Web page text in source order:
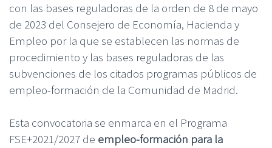
con las bases reguladoras de la orden de 8 de mayo
de 2023 del Consejero de Economía, Hacienda y
Empleo por la que se establecen las normas de
procedimiento y las bases reguladoras de las
subvenciones de los citados programas públicos de
empleo-formación de la Comunidad de Madrid.
Esta convocatoria se enmarca en el Programa
FSE+2021/2027 de empleo-formación para la